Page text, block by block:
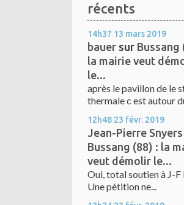
récents
14h37 13 mars 2019
bauer sur Bussang
la mairie veut
le...
après le pavillon de le
thermale c est autour
12h48 23 févr. 2019
Jean-Pierre Snyers
Bussang (88) : la
veut démolir le...
Oui, total soutien à J-
Une pétition ne...